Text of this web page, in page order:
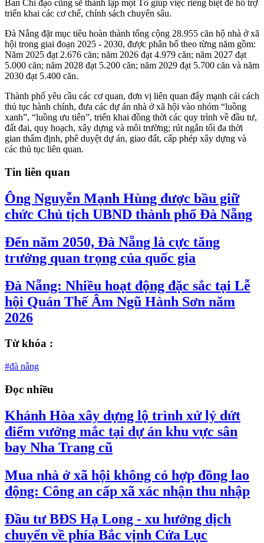
Ban Chỉ đạo cũng sẽ thành lập một Tổ giúp việc riêng biệt để hỗ trợ
triển khai các cơ chế, chính sách chuyên sâu.
Đà Nẵng đặt mục tiêu hoàn thành tổng cộng 28.955 căn hộ nhà ở xã
hội trong giai đoạn 2025 - 2030, được phân bổ theo từng năm gồm:
Năm 2025 đạt 2.676 căn; năm 2026 đạt 4.979 căn; năm 2027 đạt
5.000 căn; năm 2028 đạt 5.200 căn; năm 2029 đạt 5.700 căn và năm
2030 đạt 5.400 căn.
Thành phố yêu cầu các cơ quan, đơn vị liên quan đẩy mạnh cải cách
thủ tục hành chính, đưa các dự án nhà ở xã hội vào nhóm “luồng
xanh”, “luồng ưu tiên”, triển khai đồng thời các quy trình về đầu tư,
đất đai, quy hoạch, xây dựng và môi trường; rút ngắn tối đa thời
gian thẩm định, phê duyệt dự án, giao đất, cấp phép xây dựng và
các thủ tục liên quan.
Tin liên quan
Ông Nguyễn Mạnh Hùng được bầu giữ
chức Chủ tịch UBND thành phố Đà Nẵng
Đến năm 2050, Đà Nẵng là cực tăng
trưởng quan trọng của quốc gia
Đà Nẵng: Nhiều hoạt động đặc sắc tại Lễ
hội Quán Thế Âm Ngũ Hành Sơn năm
2026
Từ khóa :
#đà nẵng
Đọc nhiều
Khánh Hòa xây dựng lộ trình xử lý dứt
điểm vướng mắc tại dự án khu vực sân
bay Nha Trang cũ
Mua nhà ở xã hội không có hợp đồng lao
động: Công an cấp xã xác nhận thu nhập
Đầu tư BĐS Hạ Long - xu hướng dịch
chuyển về phía Bắc vịnh Cửa Lục